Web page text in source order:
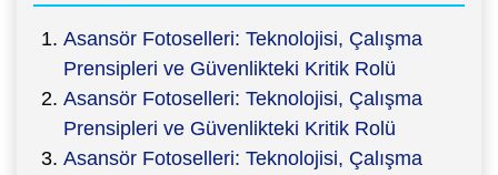
Asansör Fotoselleri: Teknolojisi, Çalışma
Prensipleri ve Güvenlikteki Kritik Rolü
Asansör Fotoselleri: Teknolojisi, Çalışma
Prensipleri ve Güvenlikteki Kritik Rolü
Asansör Fotoselleri: Teknolojisi, Çalışma